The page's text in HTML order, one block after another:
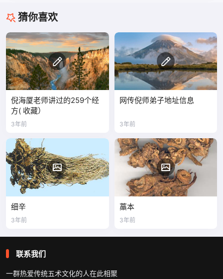
猜你喜欢
倪海厦老师讲过的259个经
方( 收藏）
3年前
网传倪师弟子地址信息
3年前
细辛
3年前
藁本
3年前
联系我们
一群热爱传统五术文化的人在此相聚